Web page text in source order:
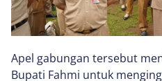
Apel gabungan tersebut
Bupati Fahmi untuk